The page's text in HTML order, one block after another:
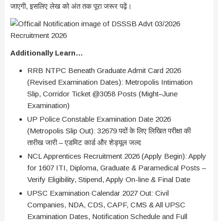
जाएगी, इसलिए लेख को अंत तक पूरा जरूर पढ़ें।
Additionally Learn…
RRB NTPC Beneath Graduate Admit Card 2026
(Revised Examination Dates): Metropolis Intimation
Slip, Corridor Ticket @3058 Posts (Might–June
Examination)
UP Police Constable Examination Date 2026
(Metropolis Slip Out): 32679 पदों के लिए लिखित परीक्षा की
तारीख जारी – एडमिट कार्ड और शेड्यूल जल्द
NCL Apprentices Recruitment 2026 (Apply Begin): Apply
for 1607 ITI, Diploma, Graduate & Paramedical Posts –
Verify Eligibility, Stipend, Apply On-line & Final Date
UPSC Examination Calendar 2027 Out: Civil
Companies, NDA, CDS, CAPF, CMS & All UPSC
Examination Dates, Notification Schedule and Full